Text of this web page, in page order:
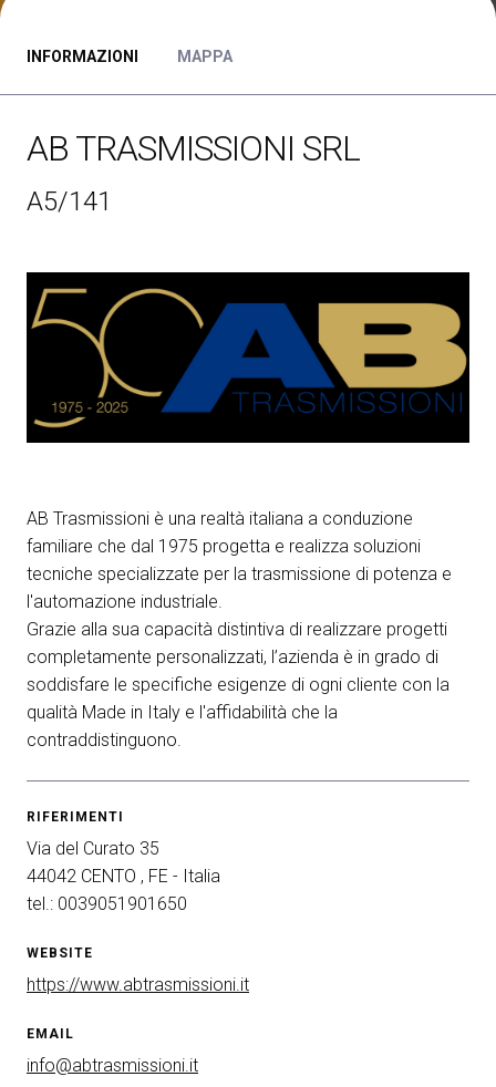
ESPONI A KEY27 arrow_circle_right
AREA RISERVATA VISITATORI
person
A cura di: IT
INFORMAZIONI MAPPA
AB TRASMISSIONI SRL
A5/141
AB Trasmissioni è una realtà italiana a conduzione
familiare che dal 1975 progetta e realizza soluzioni
tecniche specializzate per la trasmissione di potenza e
l'automazione industriale.
Grazie alla sua capacità distintiva di realizzare progetti
completamente personalizzati, l’azienda è in grado di
soddisfare le specifiche esigenze di ogni cliente con la
qualità Made in Italy e l'affidabilità che la
contraddistinguono.
RIFERIMENTI
Via del Curato 35
44042 CENTO , FE - Italia
tel.: 0039051901650
WEBSITE
https://www.abtrasmissioni.it
EMAIL
info@abtrasmissioni.it